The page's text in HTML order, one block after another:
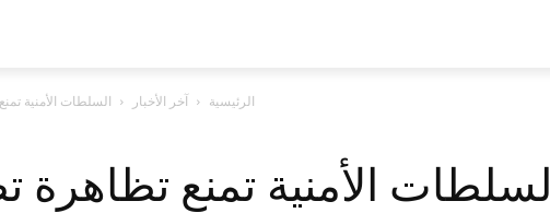
الرئيسية آخر الأخبار السلطات الأمنية
السلطات الأمنية تمنع تظاهرة